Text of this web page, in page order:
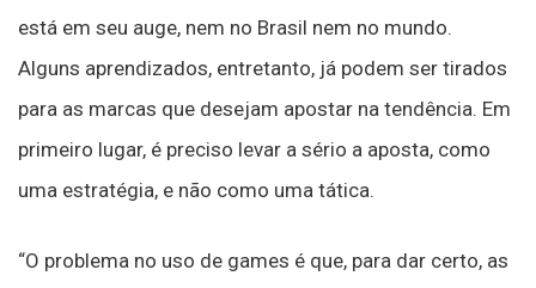
está em seu auge, nem no Brasil nem no mundo.
Alguns aprendizados, entretanto, já podem ser tirados
para as marcas que desejam apostar na tendência. Em
primeiro lugar, é preciso levar a sério a aposta, como
uma estratégia, e não como uma tática.
“O problema no uso de games é que, para dar certo, as